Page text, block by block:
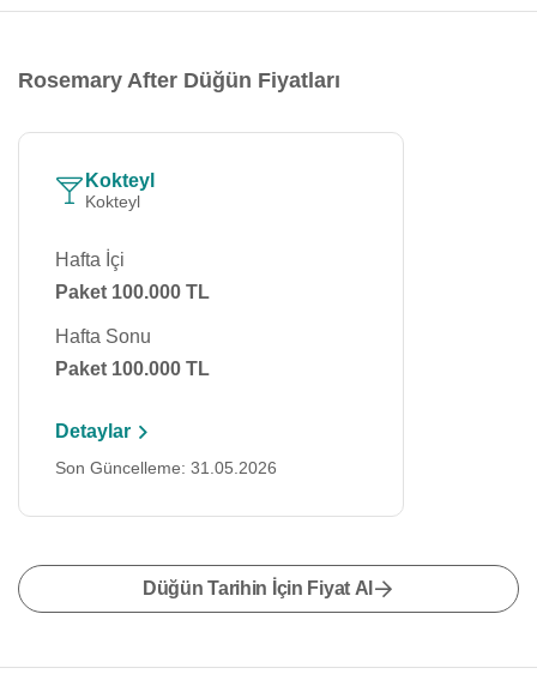
Rosemary After Düğün Fiyatları
Kokteyl
Kokteyl
Hafta İçi
Paket 100.000 TL
Hafta Sonu
Paket 100.000 TL
Detaylar
Son Güncelleme: 31.05.2026
Düğün Tarihin İçin Fiyat Al